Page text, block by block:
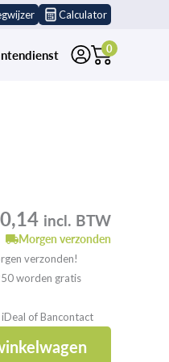
Calculator
0
incl. BTW
Morgen verzonden
verzonden!
worden gratis
of Bancontact